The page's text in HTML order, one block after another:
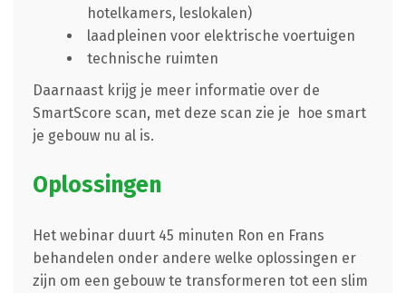
hotelkamers, leslokalen)
laadpleinen voor elektrische voertuigen
technische ruimten
Daarnaast krijg je meer informatie over de
SmartScore scan, met deze scan zie je hoe smart
je gebouw nu al is.
Oplossingen
Het webinar duurt 45 minuten Ron en Frans
behandelen onder andere welke oplossingen er
zijn om een gebouw te transformeren tot een slim